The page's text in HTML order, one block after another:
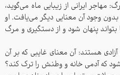
مهاجر ایرانی از زیبایی ماه می‌گوید،
وجود آن معنایی دیگر می‌یافت. او
پنهان شود و از دستگیری و مرگ
هستند: آن معنای غایبی که بر آن
که آدمی خانه و وطنش را ترک کند؟